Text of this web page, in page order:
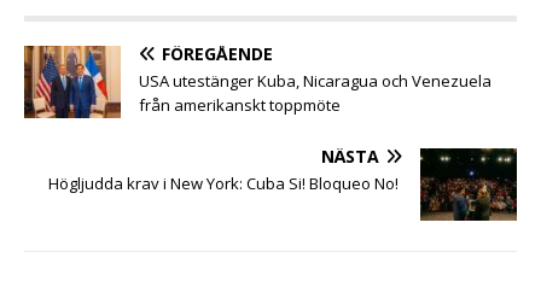
r
FÖREGÅENDE
USA utestänger Kuba, Nicaragua och Venezuela
från amerikanskt toppmöte
NÄSTA
Högljudda krav i New York: Cuba Si! Bloqueo No!